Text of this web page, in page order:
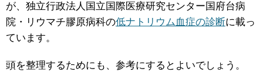
が、独立行政法人国立国際医療研究センター国府台病
院・リウマチ膠原病科の低ナトリウム血症の診断に載っ
ています。
頭を整理するためにも、参考にするとよいでしょう。